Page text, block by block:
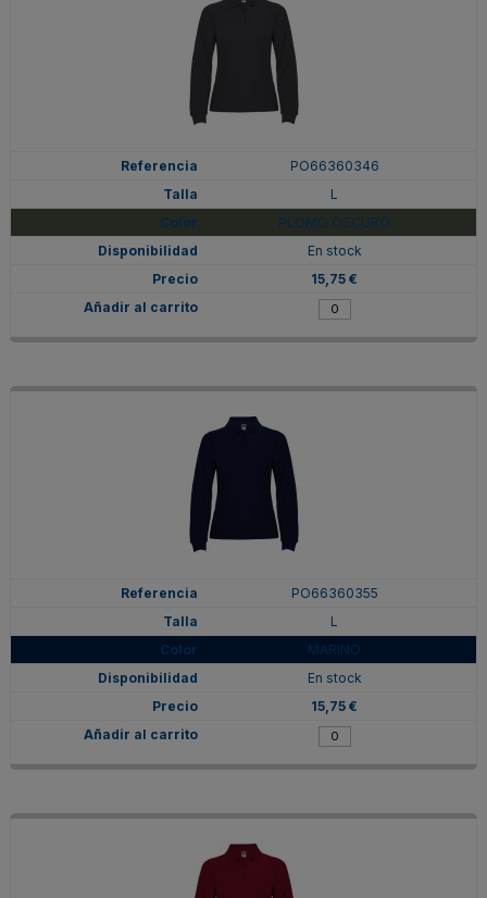
PO66360346
L
PLOMO OSCURO
En stock
15,75 €
PO66360355
L
MARINO
En stock
15,75 €